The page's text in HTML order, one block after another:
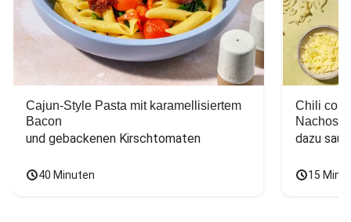
Cajun-Style Pasta mit karamellisiertem
Bacon
und gebackenen Kirschtomaten
40 Minuten
Chili con
Nachos
dazu
15